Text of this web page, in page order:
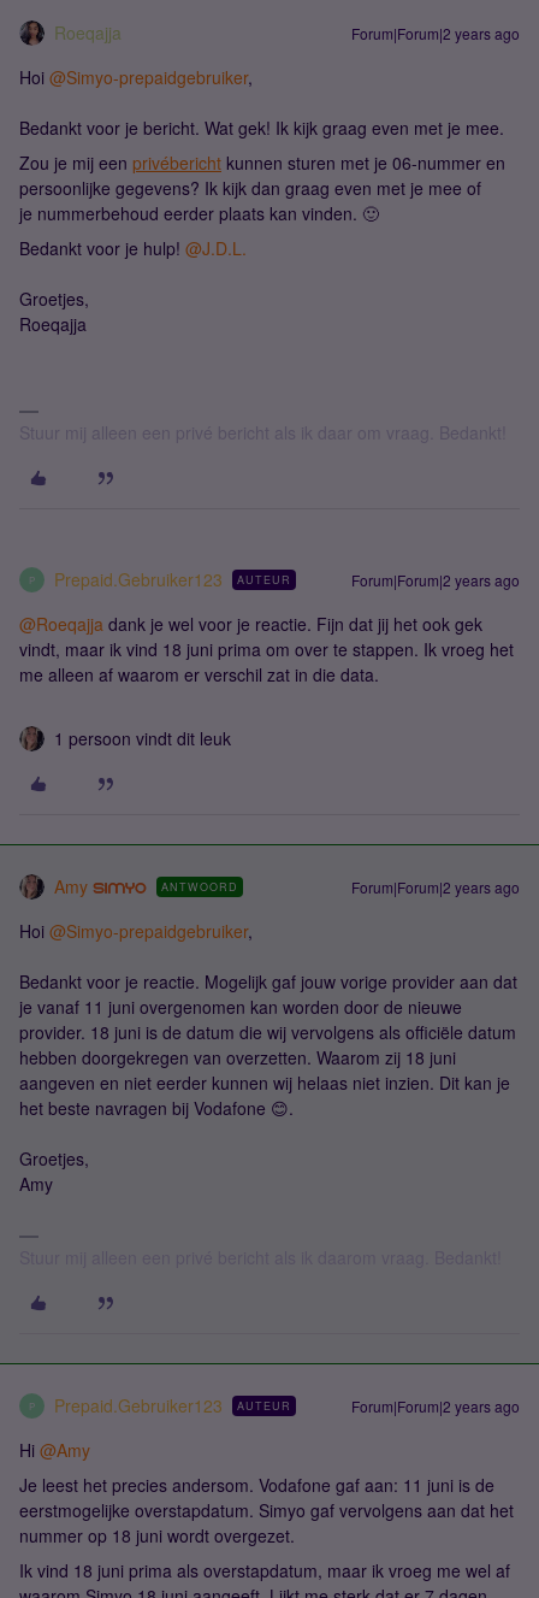
Roeqajja Forum|Forum|2 years ago
Hoi @Simyo-prepaidgebruiker,
Bedankt voor je bericht. Wat gek! Ik kijk graag even met je mee.
Zou je mij een privébericht kunnen sturen met je 06-nummer en
persoonlijke gegevens? Ik kijk dan graag even met je mee of
je nummerbehoud eerder plaats kan vinden. 🙂
Bedankt voor je hulp! @J.D.L.
Groetjes,
Roeqajja
Stuur mij alleen een privé bericht als ik daar om vraag. Bedankt!
P Prepaid.Gebruiker123 AUTEUR Forum|Forum|2 years ago
@Roeqajja dank je wel voor je reactie. Fijn dat jij het ook gek
vindt, maar ik vind 18 juni prima om over te stappen. Ik vroeg het
me alleen af waarom er verschil zat in die data.
1 persoon vindt dit leuk
Amy ANTWOORD Forum|Forum|2 years ago
Hoi @Simyo-prepaidgebruiker,
Bedankt voor je reactie. Mogelijk gaf jouw vorige provider aan dat
je vanaf 11 juni overgenomen kan worden door de nieuwe
provider. 18 juni is de datum die wij vervolgens als officiële datum
hebben doorgekregen van overzetten. Waarom zij 18 juni
aangeven en niet eerder kunnen wij helaas niet inzien. Dit kan je
het beste navragen bij Vodafone 😊.
Groetjes,
Amy
P Prepaid.Gebruiker123 AUTEUR Forum|Forum|2 years ago
Hi @Amy
Je leest het precies andersom. Vodafone gaf aan: 11 juni is de
eerstmogelijke overstapdatum. Simyo gaf vervolgens aan dat het
nummer op 18 juni wordt overgezet.
Ik vind 18 juni prima als overstapdatum, maar ik vroeg me wel af